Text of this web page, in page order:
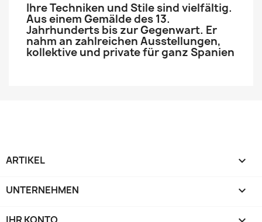
Ihre Techniken und Stile sind vielfältig.
Aus einem Gemälde des 13.
Jahrhunderts bis zur Gegenwart. Er
nahm an zahlreichen Ausstellungen,
kollektive und private für ganz Spanien
ARTIKEL 
UNTERNEHMEN 